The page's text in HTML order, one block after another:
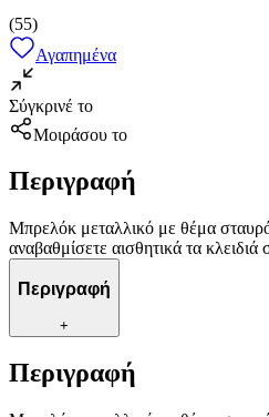
(55)
Αγαπημένα
Σύγκρινέ το
Μοιράσου το
Περιγραφή
Μπρελόκ μεταλλικό με θέμα
αναβαθμίσετε αισθητικά τα κλειδιά
Περιγραφή
+
Περιγραφή